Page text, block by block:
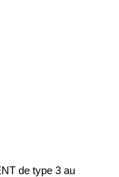
de type 3 au